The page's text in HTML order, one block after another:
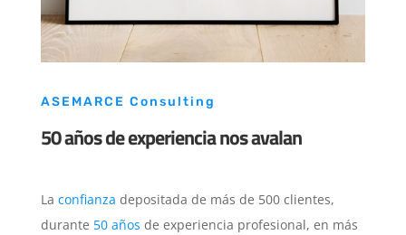
ASEMARCE Consulting
50 años de experiencia nos avalan
La confianza depositada de más de 500 clientes,
durante 50 años de experiencia profesional, en más